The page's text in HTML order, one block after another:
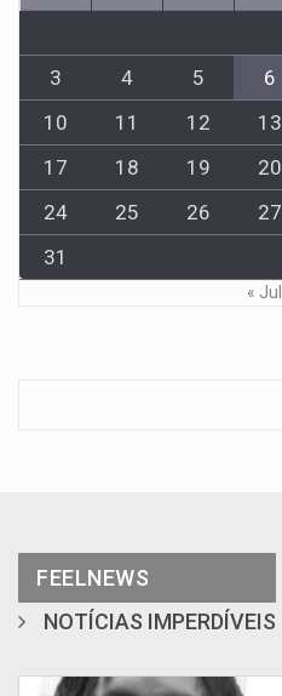
3
4 5 6
10
11 12 13
17
18 19 20
24
25 26 27
31
« Jul
FEELNEWS
NOTÍCIAS IMPERDÍVEIS